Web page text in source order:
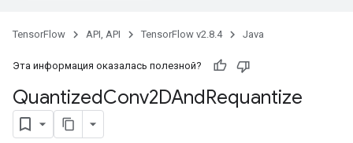
TensorFlow API, API TensorFlow v2.8.4 Java
Эта информация оказалась полезной?
QuantizedConv2DAndRequantize